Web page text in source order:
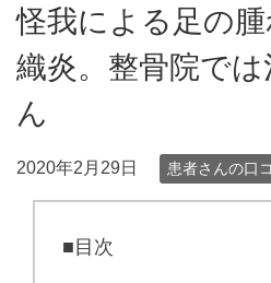
怪我による足の
織炎。整骨院で
ん
2020年2月29日 患者さんの口
■目次